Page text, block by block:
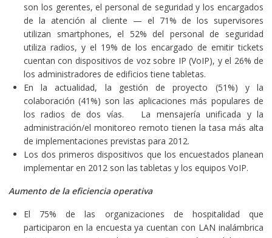
son los gerentes, el personal de seguridad y los encargados
de la atención al cliente — el 71% de los supervisores
utilizan smartphones, el 52% del personal de seguridad
utiliza radios, y el 19% de los encargado de emitir tickets
cuentan con dispositivos de voz sobre IP (VoIP), y el 26% de
los administradores de edificios tiene tabletas.
En la actualidad, la gestión de proyecto (51%) y la
colaboración (41%) son las aplicaciones más populares de
los radios de dos vías. La mensajería unificada y la
administración/el monitoreo remoto tienen la tasa más alta
de implementaciones previstas para 2012.
Los dos primeros dispositivos que los encuestados planean
implementar en 2012 son las tabletas y los equipos VoIP.
Aumento de la eficiencia operativa
El 75% de las organizaciones de hospitalidad que
participaron en la encuesta ya cuentan con LAN inalámbrica